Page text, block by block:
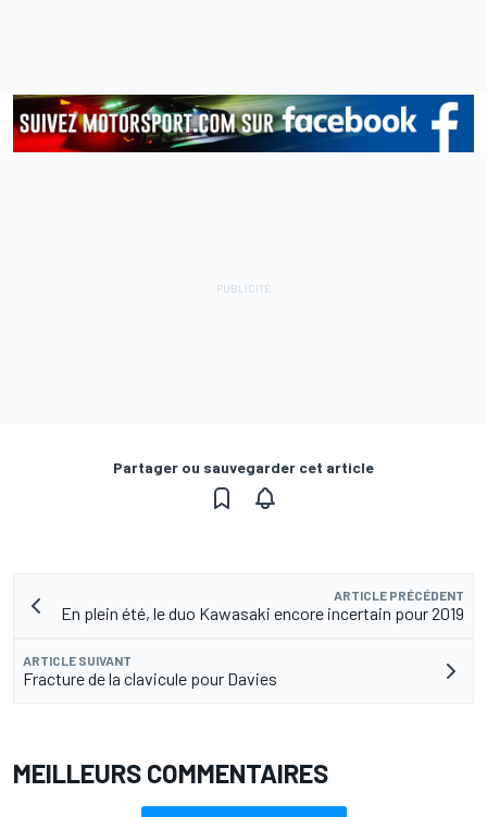
Partager ou sauvegarder cet article
ARTICLE PRÉCÉDENT
En plein été, le duo Kawasaki encore incertain pour 2019
ARTICLE SUIVANT
Fracture de la clavicule pour Davies
MEILLEURS COMMENTAIRES